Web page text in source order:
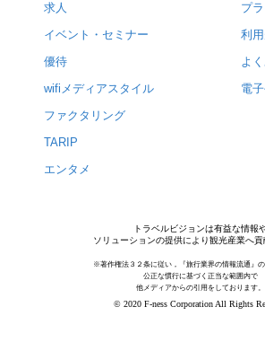
求人
イベント・セミナー
優待
wifiメディアスタイル
ファクタリング
TARIP
エンタメ
プ
利
よ
電
トラベルビジョンは有益な情報
ソリューションの提供により観光産業へ貢
※著作権法３２条に従い，『旅行業界の情報流通』の
公正な慣行に基づく正当な範囲内で
他メディアからの引用をしております。
© 2020 F-ness Corporation All Rights